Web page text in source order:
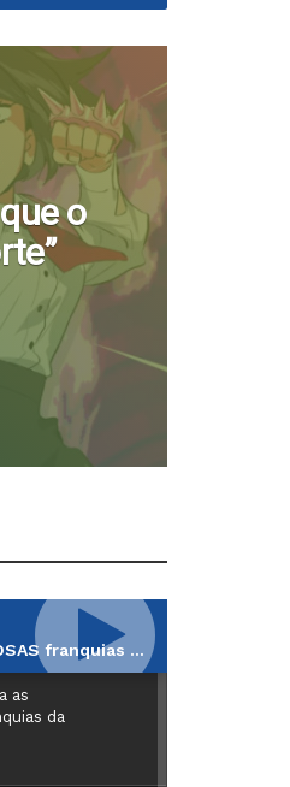
o
Jogos Indie contra as PODEROSAS franquias da Capcom!
as
da